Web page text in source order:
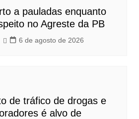
a pauladas enquanto
no Agreste da PB
6 de agosto de 2026
de tráfico de drogas e
é alvo de